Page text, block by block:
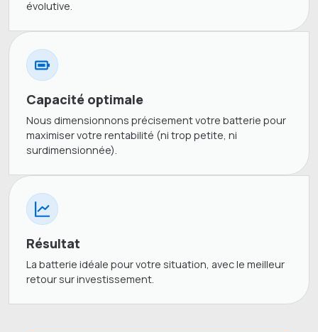
évolutive.
Capacité optimale
Nous dimensionnons précisement votre batterie pour
maximiser votre rentabilité (ni trop petite, ni
surdimensionnée).
Résultat
La batterie idéale pour votre situation, avec le meilleur
retour sur investissement.